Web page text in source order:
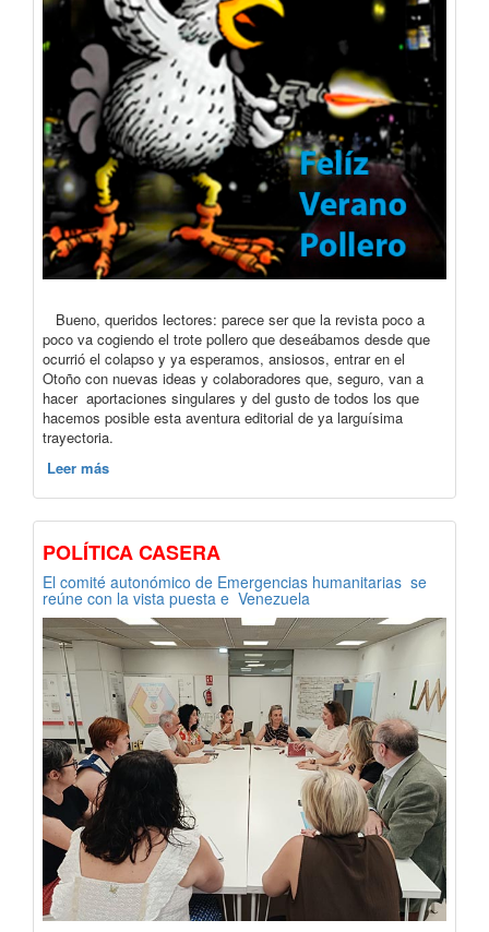
Bueno, queridos lectores: parece ser que la revista poco a
poco va cogiendo el trote pollero que deseábamos desde que
ocurrió el colapso y ya esperamos, ansiosos, entrar en el
Otoño con nuevas ideas y colaboradores que, seguro, van a
hacer aportaciones singulares y del gusto de todos los que
hacemos posible esta aventura editorial de ya larguísima
trayectoria.
Leer más
POLÍTICA CASERA
El comité autonómico de Emergencias humanitarias se
reúne con la vista puesta e Venezuela